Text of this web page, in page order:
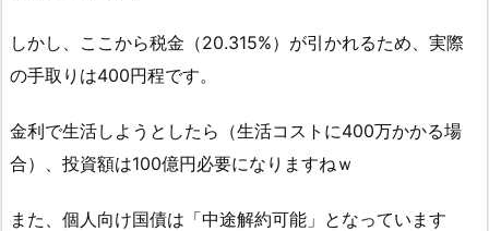
しかし、ここから税金（20.315%）が引かれるため、実際
の手取りは400円程です。
金利で生活しようとしたら（生活コストに400万かかる場
合）、投資額は100億円必要になりますねｗ
また、個人向け国債は「中途解約可能」となっています